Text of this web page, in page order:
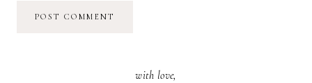
with love,